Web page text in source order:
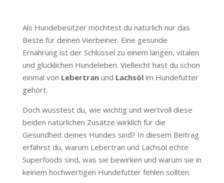
Als Hundebesitzer möchtest du natürlich nur das
Beste für deinen Vierbeiner. Eine gesunde
Ernährung ist der Schlüssel zu einem langen, vitalen
und glücklichen Hundeleben. Vielleicht hast du schon
einmal von Lebertranund Lachsölim Hundefutter
gehört.
Doch wusstest du, wie wichtig und wertvoll diese
beiden natürlichen Zusätze wirklich für die
Gesundheit deines Hundes sind? In diesem Beitrag
erfährst du, warum Lebertran und Lachsöl echte
Superfoods sind, was sie bewirken und warum sie in
keinem hochwertigen Hundefutter fehlen sollten.